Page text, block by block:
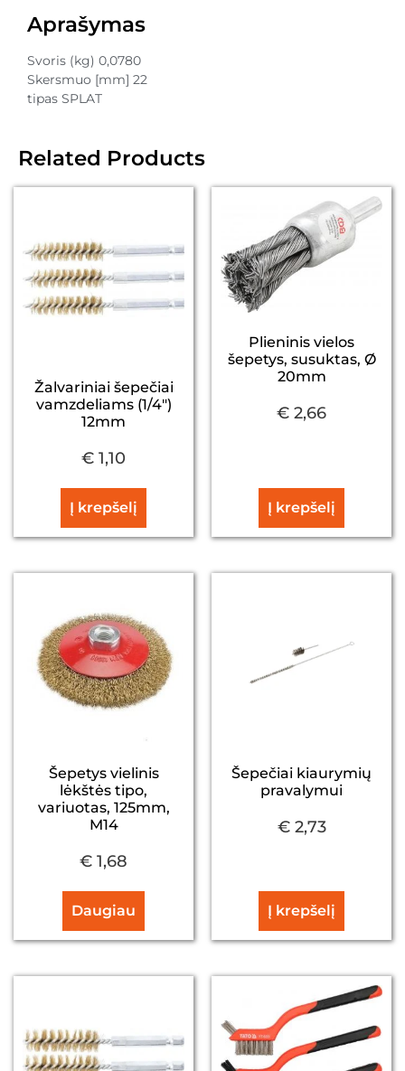
Aprašymas
Svoris (kg) 0,0780
Skersmuo [mm] 22
tipas SPLAT
Related Products
Žalvariniai šepečiai
vamzdeliams (1/4″)
12mm
€ 1,10
Į krepšelį
Plieninis vielos
šepetys, susuktas, Ø
20mm
€ 2,66
Į krepšelį
Šepetys vielinis
lėkštės tipo,
variuotas, 125mm,
M14
€ 1,68
Daugiau
Šepečiai kiaurymių
pravalymui
€2,73
Į krepšelį